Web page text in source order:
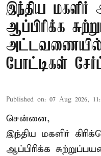
இந்திய
ஆப்பிரிக்க
அட்டவணையில்
போட்டிகள்
Published on: 07 Aug 2026,
சென்னை,
இந்திய மகளிர்
ஆப்பிரிக்க